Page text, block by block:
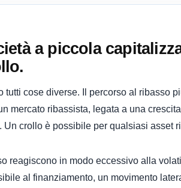
a piccola
cose diverse. Il percorso al ribasso
mercato ribassista, legata a una
crollo è possibile per qualsiasi asset
reagiscono in modo eccessivo alla
al finanziamento, un movimento